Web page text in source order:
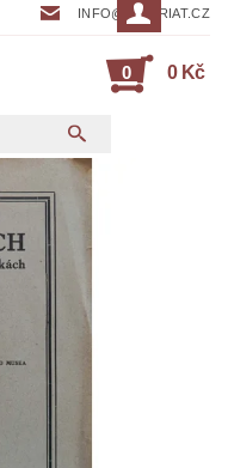
INFO@EKVARIAT.CZ
0 0 Kč